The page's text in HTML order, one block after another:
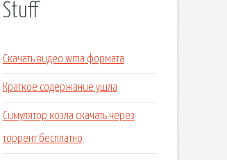
Stuff
Скачать видео wma формата
Краткое содержание ушла
Симулятор козла скачать через
торрент бесплатно